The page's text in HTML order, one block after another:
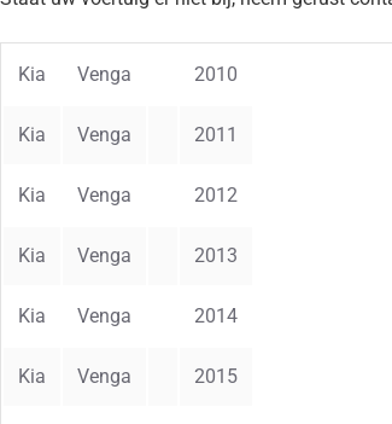
Kia Venga 2010
Kia Venga 2011
Kia Venga 2012
Kia Venga 2013
Kia Venga 2014
Kia Venga 2015